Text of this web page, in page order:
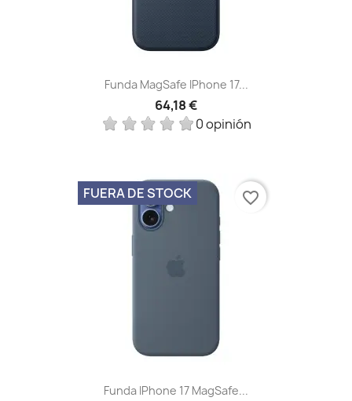
Funda MagSafe IPhone 17...
64,18 €
0 opinión
Funda IPhone 17 MagSafe...
FUERA DE STOCK favorite_border